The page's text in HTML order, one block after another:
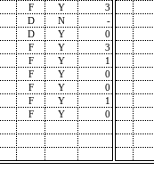
F Y
3
D N
-
D Y
0
F Y
3
F Y
1
F Y
0
F Y
0
F Y
1
F Y 0